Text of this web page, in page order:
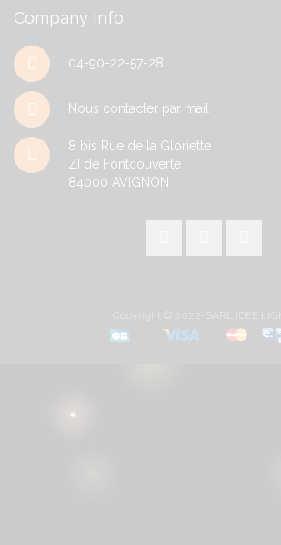
Company Info
04-90-22-57-28
Nous contacter par mail
8 bis Rue de la Gloriette
ZI de Fontcouverte
84000 AVIGNON